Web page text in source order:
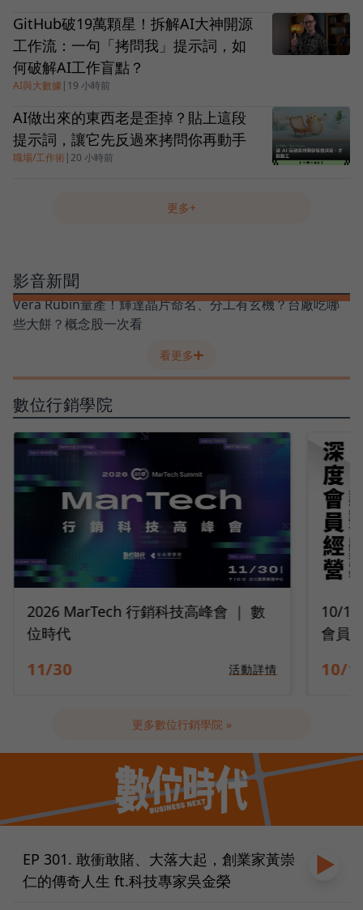
GitHub破19萬顆星！拆解AI大神開源
工作流：一句「拷問我」提示詞，如
何破解AI工作盲點？
AI與大數據 | 19 小時前
AI做出來的東西老是歪掉？貼上這段
提示詞，讓它先反過來拷問你再動手
職場/工作術 |20 小時前
更多+
影音新聞
Vera Rubin量產！輝達晶片命名、分工有玄機？台廠吃哪
些大餅？概念股一次看
看更多
數位行銷學院
10/14 深度會員經營｜2026 打造最強
會員變現引擎
10/14 活動詳情
9/22
隊工
09/
更多數位行銷學院 »
EP 301. 敢衝敢賭、大落大起，創業家黃崇
仁的傳奇人生 ft.科技專家吳金榮